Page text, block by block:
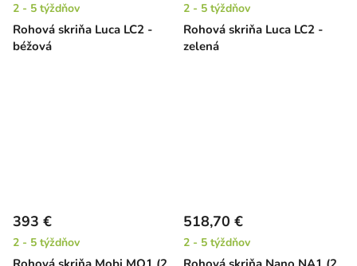
Rohová skriňa Luca LC2 -
béžová
2 - 5 týždňov
Rohová skriňa Luca LC2 -
zelená
2 - 5 týždňov
393 €
2 - 5 týždňov
518,70 €
2 - 5 týždňov